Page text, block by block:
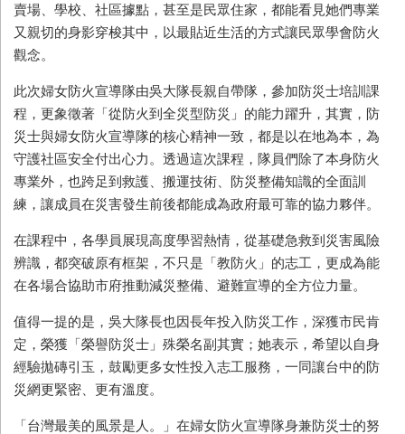
賣場、學校、社區據點，甚至是民眾住家，都能看見她們專業
又親切的身影穿梭其中，以最貼近生活的方式讓民眾學會防火
觀念。
此次婦女防火宣導隊由吳大隊長親自帶隊，參加防災士培訓課
程，更象徵著「從防火到全災型防災」的能力躍升，其實，防
災士與婦女防火宣導隊的核心精神一致，都是以在地為本，為
守護社區安全付出心力。透過這次課程，隊員們除了本身防火
專業外，也跨足到救護、搬運技術、防災整備知識的全面訓
練，讓成員在災害發生前後都能成為政府最可靠的協力夥伴。
在課程中，各學員展現高度學習熱情，從基礎急救到災害風險
辨識，都突破原有框架，不只是「教防火」的志工，更成為能
在各場合協助市府推動減災整備、避難宣導的全方位力量。
值得一提的是，吳大隊長也因長年投入防災工作，深獲市民肯
定，榮獲「榮譽防災士」殊榮名副其實；她表示，希望以自身
經驗拋磚引玉，鼓勵更多女性投入志工服務，一同讓台中的防
災網更緊密、更有溫度。
「台灣最美的風景是人。」在婦女防火宣導隊身兼防災士的努